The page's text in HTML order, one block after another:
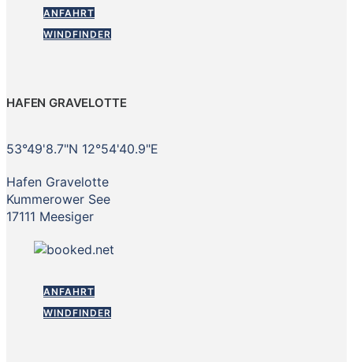
ANFAHRT
WINDFINDER
HAFEN GRAVELOTTE
53°49'8.7"N 12°54'40.9"E
Hafen Gravelotte
Kummerower See
17111 Meesiger
ANFAHRT
WINDFINDER